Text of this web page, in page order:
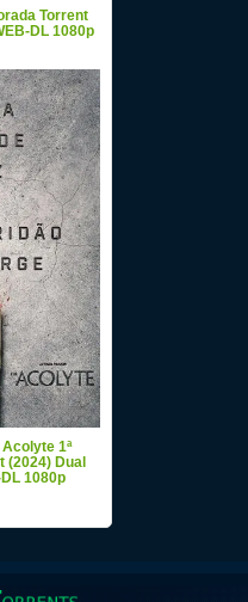
Torrent
DL 1080p
1ª
(2024) Dual
1080p